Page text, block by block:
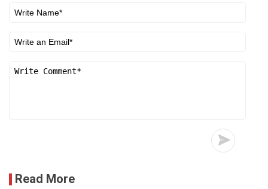
Read More